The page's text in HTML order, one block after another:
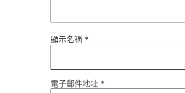
顯示名稱 *
電子郵件地址 *